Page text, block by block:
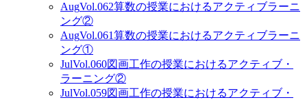
AugVol.062算数の授業におけるアクティブラーニ
ング②
AugVol.061算数の授業におけるアクティブラーニ
ング①
JulVol.060図画工作の授業におけるアクティブ・
ラーニング②
JulVol.059図画工作の授業におけるアクティブ・